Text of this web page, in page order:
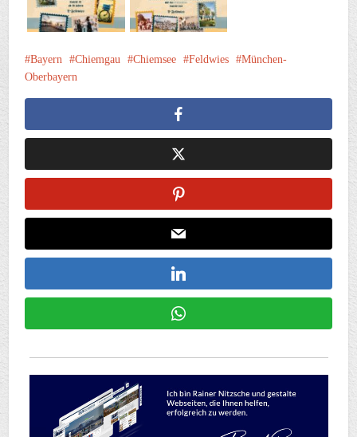
Bayern Chiemgau Chiemsee Feldwies
München-
Oberbayern